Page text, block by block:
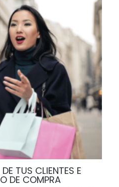
TUS CLIENTES E
DE COMPRA